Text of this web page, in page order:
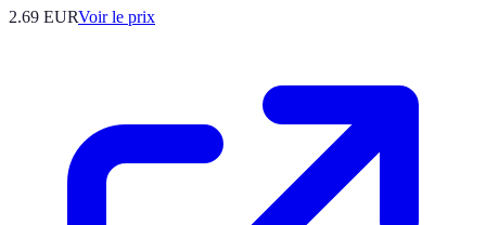
2.69 EURVoir le prix